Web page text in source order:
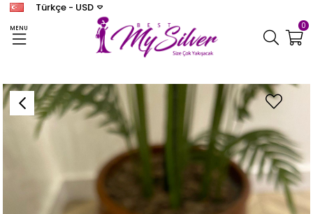
MENU
Türkçe - USD
0
Kadın Gümüş Zirkon Taşlı Otantik Yüzük 1611